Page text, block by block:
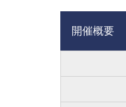
開催概要